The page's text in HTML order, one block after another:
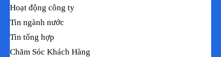
Hoạt động công ty
Tin ngành nước
Tin tổng hợp
Chăm Sóc Khách Hàng